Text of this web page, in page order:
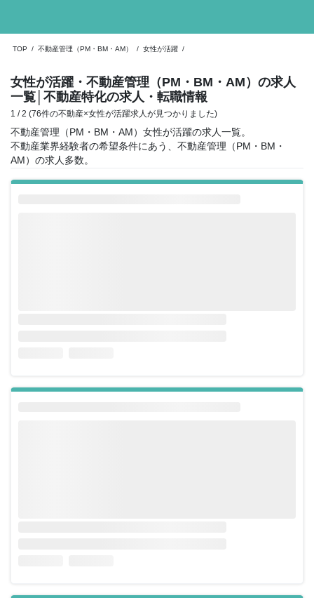
TOP / 不動産管理（PM・BM・AM） / 女性が活躍 /
女性が活躍・不動産管理（PM・BM・AM）の求人
一覧 │不動産特化の求人・転職情報
1 / 2 (76件の不動産×女性が活躍求人が見つかりました)
不動産管理（PM・BM・AM）女性が活躍の求人一覧。
不動産業界経験者の希望条件にあう、不動産管理（PM・BM・
AM）の求人多数。